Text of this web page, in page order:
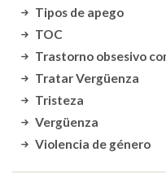
Tipos de apego
TOC
Trastorno obsesivo
Tratar Vergüenza
Tristeza
Vergüenza
Violencia de género